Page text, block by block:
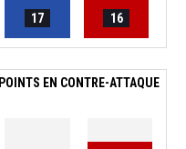
17 16
POINTS EN CONTRE-ATTAQUE